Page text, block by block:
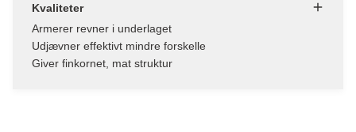
Kvaliteter
Armerer revner i underlaget
Udjævner effektivt mindre forskelle
Giver finkornet, mat struktur